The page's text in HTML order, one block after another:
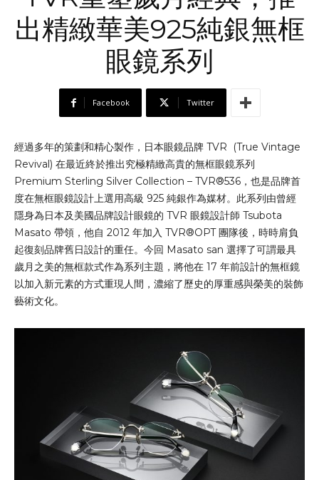
出精緻華美925純銀無框
眼鏡系列
Facebook Twitter
經過多年的策劃和精心製作，日本眼鏡品牌 TVR (True Vintage
Revival) 在最近終於推出究極精緻高貴的無框眼鏡系列
Premium Sterling Silver Collection – TVR®536，也是品牌首
度在無框眼鏡設計上選用高級 925 純銀作為媒材。此系列由曾經
隱身為日本及美國品牌設計眼鏡的 TVR 眼鏡設計師 Tsubota
Masato 帶領，他自 2012 年加入 TVR®OPT 團隊後，時時肩負
起復刻品牌舊日設計的重任。今回 Masato san 選擇了可謂最具
歲月之美的無框款式作為系列主題，將他在 17 年前設計的無框鏡
以加入新元素的方式重現人間，濃縮了歷史的厚重感與榮美的裝飾
藝術文化。